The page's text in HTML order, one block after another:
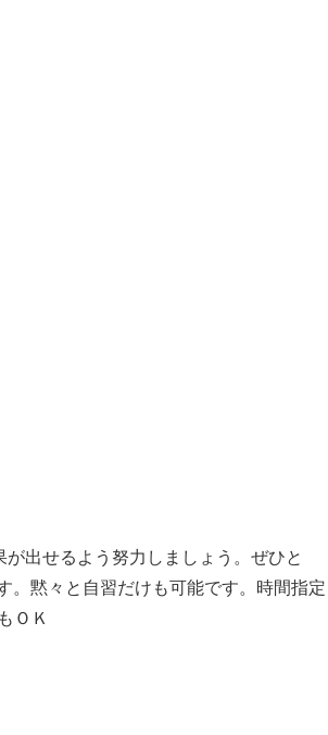
出せるよう努力しましょう。ぜひと
。黙々と自習だけも可能です。時間指定
ＯＫ